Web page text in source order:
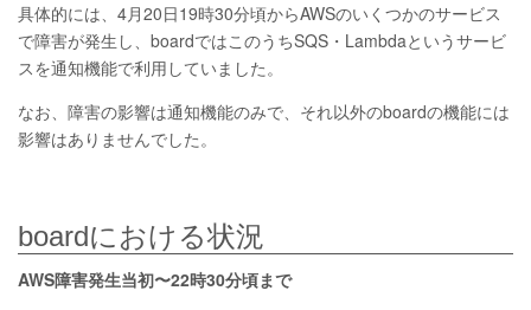
具体的には、4月20日19時30分頃からAWSのいくつかのサービス
で障害が発生し、boardではこのうちSQS・Lambdaというサービ
スを通知機能で利用していました。
なお、障害の影響は通知機能のみで、それ以外のboardの機能には
影響はありませんでした。
boardにおける状況
AWS障害発生当初〜22時30分頃まで